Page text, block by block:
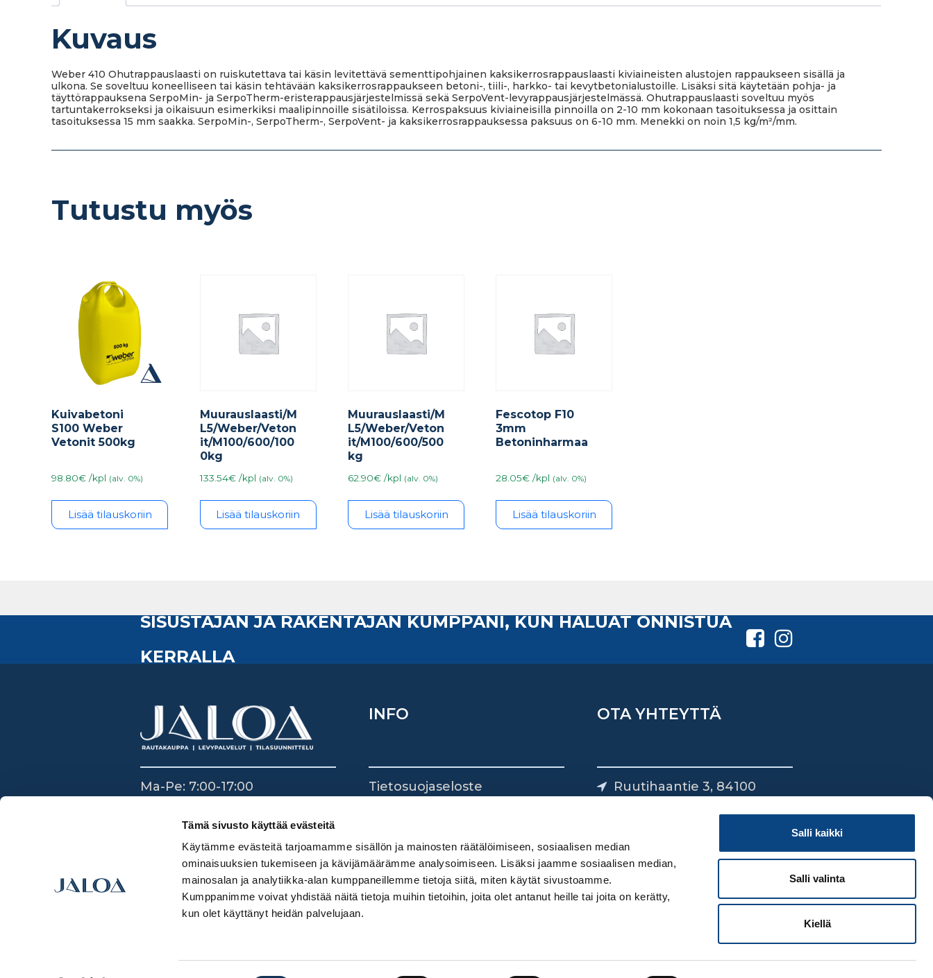
Tämä sivusto käyttää evästeitä
Käytämme evästeitä tarjoamamme sisällön ja mainosten räätälöimiseen, sosiaalisen median
ominaisuuksien tukemiseen ja kävijämäärämme analysoimiseen. Lisäksi jaamme sosiaalisen median,
mainosalan ja analytiikka-alan kumppaneillemme tietoja siitä, miten käytät sivustoamme.
Kumppanimme voivat yhdistää näitä tietoja muihin tietoihin, joita olet antanut heille tai joita on kerätty,
kun olet käyttänyt heidän palvelujaan.
Salli kaikki
Salli valinta
Kiellä
Kuvaus
Weber 410 Ohutrappauslaasti on ruiskutettava tai käsin levitettävä sementtipohjainen kaksikerrosrappauslaasti kiviaineisten alustojen rappaukseen sisällä ja
ulkona. Se soveltuu koneelliseen tai käsin tehtävään kaksikerrosrappaukseen betoni-, tiili-, harkko- tai kevytbetonialustoille. Lisäksi sitä käytetään pohja- ja
täyttörappauksena SerpoMin- ja SerpoTherm-eristerappausjärjestelmissä sekä SerpoVent-levyrappausjärjestelmässä. Ohutrappauslaasti soveltuu myös
tartuntakerrokseksi ja oikaisuun esimerkiksi maalipinnoille sisätiloissa. Kerrospaksuus kiviaineisilla pinnoilla on 2-10 mm kokonaan tasoituksessa ja osittain
tasoituksessa 15 mm saakka. SerpoMin-, SerpoTherm-, SerpoVent- ja kaksikerrosrappauksessa paksuus on 6-10 mm. Menekki on noin 1,5 kg/m²/mm.
Tutustu myös
Kuivabetoni
S100 Weber
Vetonit 500kg
98.80€ /kpl (alv. 0%)
Lisää tilauskoriin
Muurauslaasti/M
L5/Weber/Veton
it/M100/600/100
0kg
133.54€ /kpl (alv. 0%)
Lisää tilauskoriin
Muurauslaasti/M
L5/Weber/Veton
it/M100/600/500
kg
62.90€ /kpl (alv. 0%)
Lisää tilauskoriin
Fescotop F10
3mm
Betoninharmaa
28.05€ /kpl (alv. 0%)
Lisää tilauskoriin
SISUSTAJAN JA RAKENTAJAN KUMPPANI, KUN HALUAT ONNISTUA
KERRALLA
Ma-Pe: 7:00-17:00
Su: Suljettu
INFO
Tietosuojaseloste
OTA YHTEYTTÄ
Ruutihaantie 3, 84100